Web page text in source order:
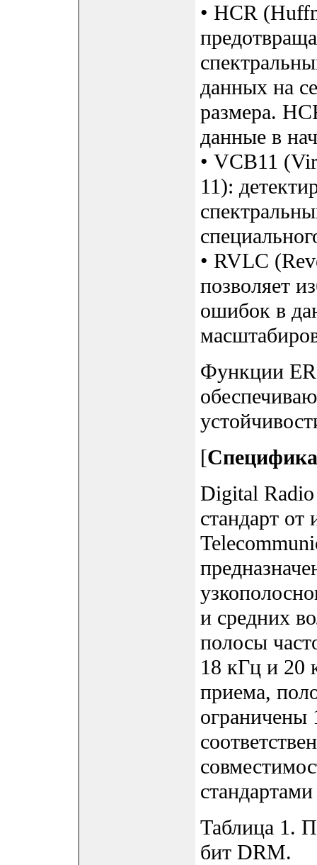
• HCR
данных на
размера.
данные в
• VCB11
11):
• RVLC
позволяет
ошибок в
Функции
[
Digital
стандарт от
и средних
полосы
18 кГц и 20
приема,
ограничены
Таблица 1.
бит DRM.